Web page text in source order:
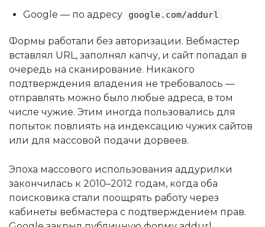
Google — по адресу google.com/addurl
Формы работали без авторизации. Вебмастер
вставлял URL, заполнял капчу, и сайт попадал в
очередь на сканирование. Никакого
подтверждения владения не требовалось —
отправлять можно было любые адреса, в том
числе чужие. Этим иногда пользовались для
попыток повлиять на индексацию чужих сайтов
или для массовой подачи дорвеев.
Эпоха массового использования аддурилки
закончилась к 2010–2012 годам, когда оба
поисковика стали поощрять работу через
кабинеты вебмастера с подтверждением прав.